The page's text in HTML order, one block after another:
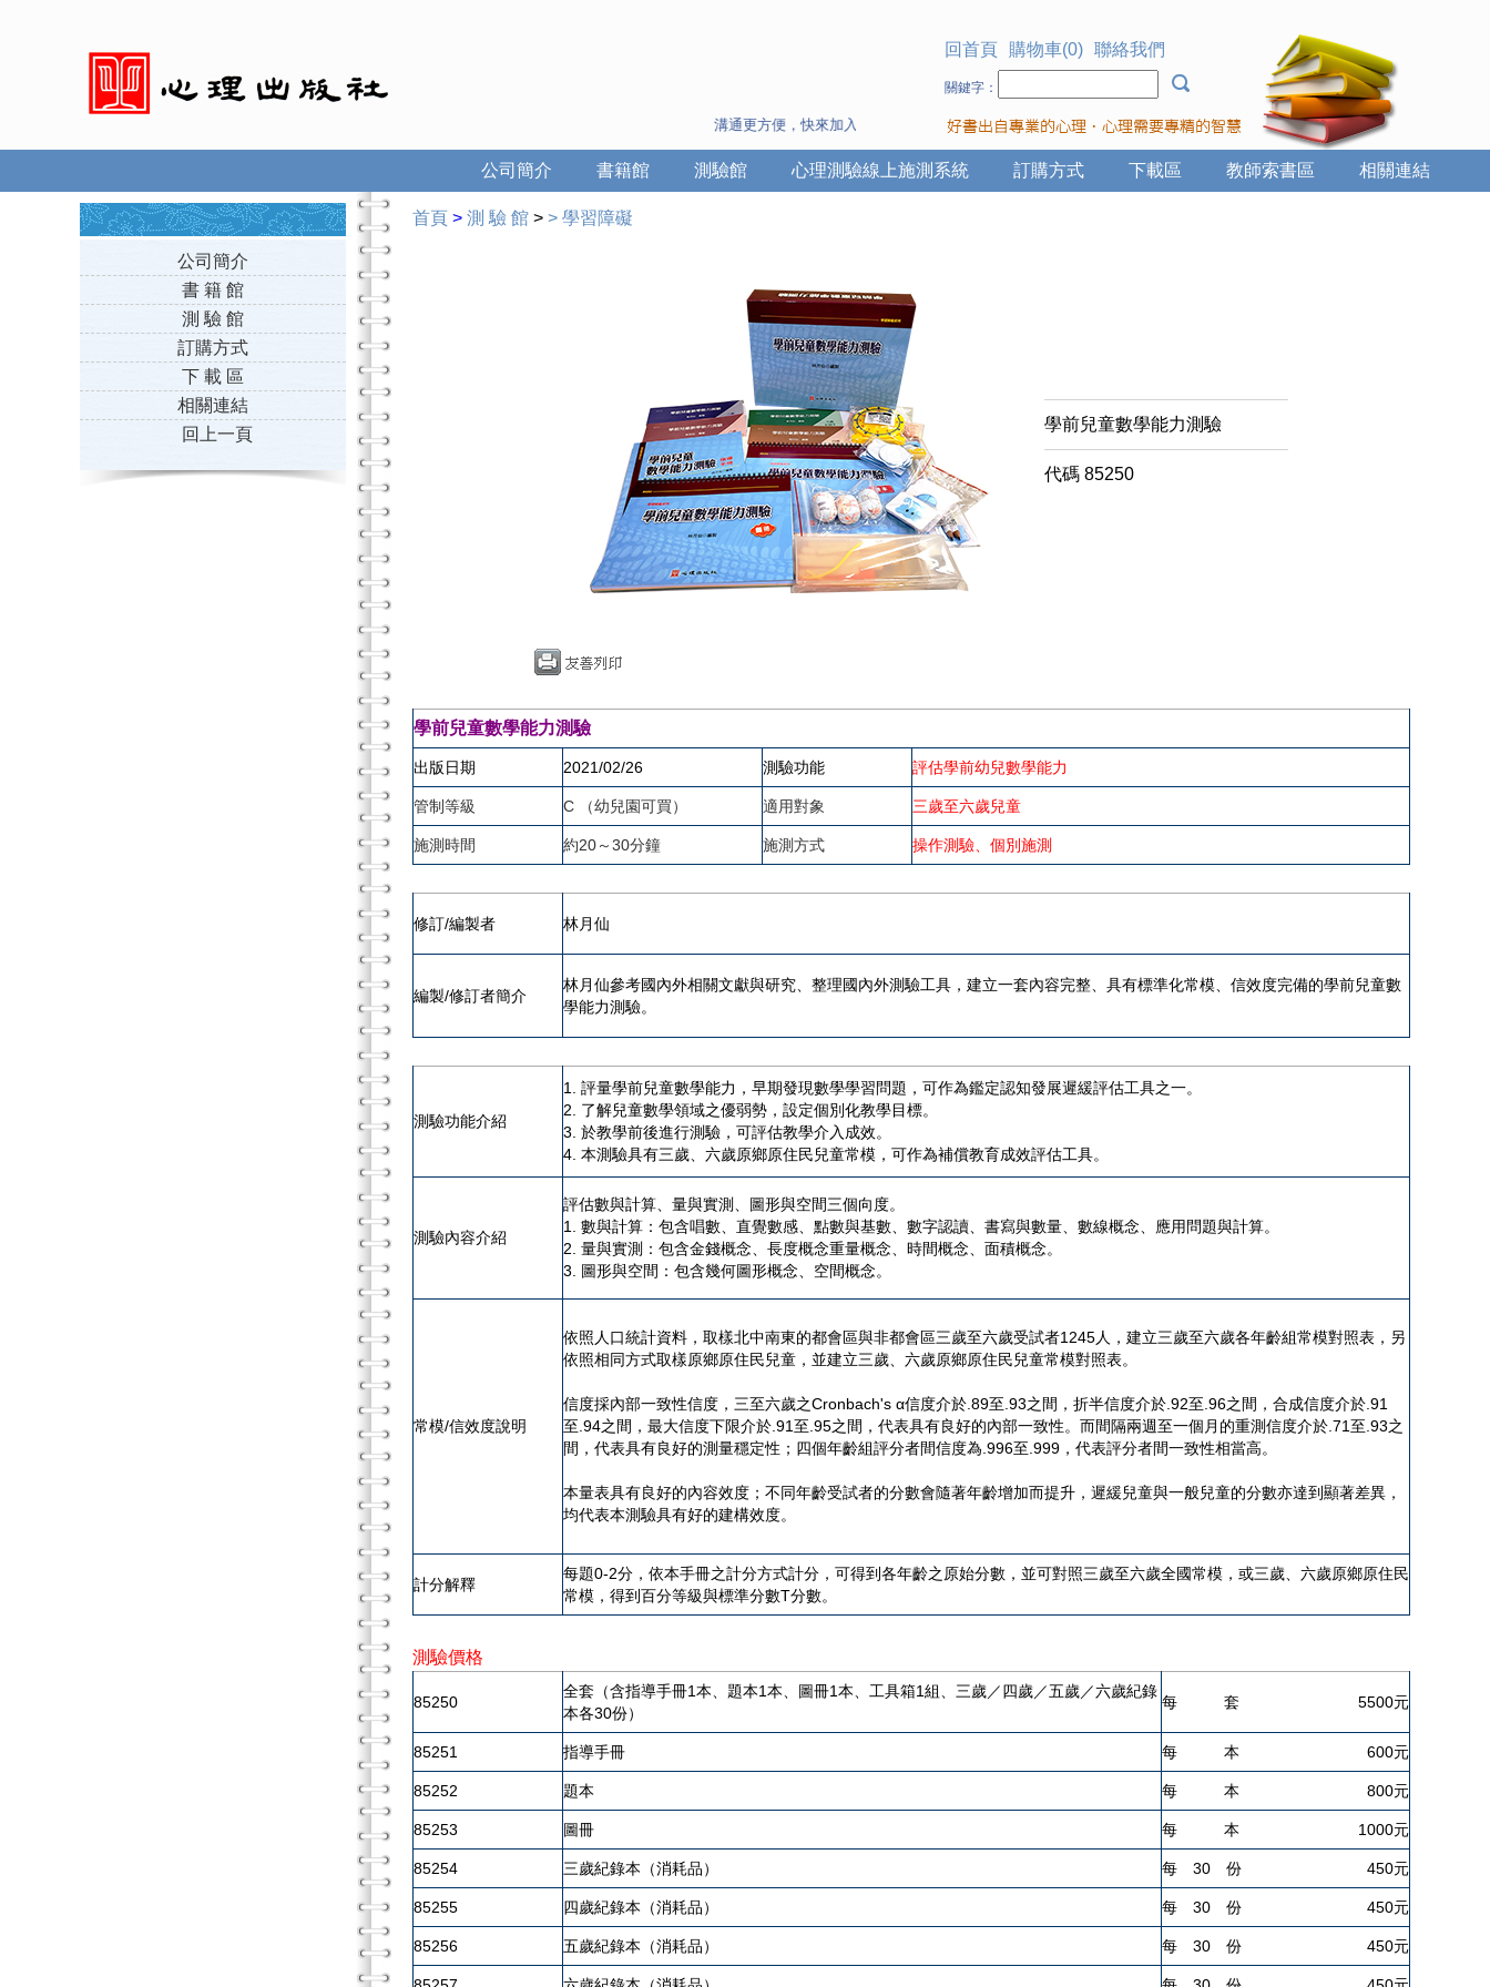
溝通更方便，快來加入Line 與 Wechat ~
回首頁 購物車(0) 聯絡我們
關鍵字：
相關連結
教師索書區
下載區
訂購方式
心理測驗線上施測系統
測驗館
書籍館
公司簡介
公司簡介
書 籍 館
測 驗 館
訂購方式
下 載 區
相關連結
回上一頁
首頁 > 測 驗 館 > > 學習障礙
學前兒童數學能力測驗
代碼 85250
學前兒童數學能力測驗
出版日期 2021/02/26 測驗功能 評估學前幼兒數學能力
管制等級 C （幼兒園可買） 適用對象 三歲至六歲兒童
施測時間 約20～30分鐘 施測方式 操作測驗、個別施測
修訂/編製者 林月仙
編製/修訂者簡介
林月仙參考國內外相關文獻與研究、整理國內外測驗工具，建立一套內容完整、具有標準化常模、信效度完備的學前兒童數
學能力測驗。
測驗功能介紹
1. 評量學前兒童數學能力，早期發現數學學習問題，可作為鑑定認知發展遲緩評估工具之一。
2. 了解兒童數學領域之優弱勢，設定個別化教學目標。
3. 於教學前後進行測驗，可評估教學介入成效。
4. 本測驗具有三歲、六歲原鄉原住民兒童常模，可作為補償教育成效評估工具。
測驗內容介紹
評估數與計算、量與實測、圖形與空間三個向度。
1. 數與計算：包含唱數、直覺數感、點數與基數、數字認讀、書寫與數量、數線概念、應用問題與計算。
2. 量與實測：包含金錢概念、長度概念重量概念、時間概念、面積概念。
3. 圖形與空間：包含幾何圖形概念、空間概念。
常模/信效度說明
依照人口統計資料，取樣北中南東的都會區與非都會區三歲至六歲受試者1245人，建立三歲至六歲各年齡組常模對照表，另
依照相同方式取樣原鄉原住民兒童，並建立三歲、六歲原鄉原住民兒童常模對照表。
信度採內部一致性信度，三至六歲之Cronbach's α信度介於.89至.93之間，折半信度介於.92至.96之間，合成信度介於.91
至.94之間，最大信度下限介於.91至.95之間，代表具有良好的內部一致性。而間隔兩週至一個月的重測信度介於.71至.93之
間，代表具有良好的測量穩定性；四個年齡組評分者間信度為.996至.999，代表評分者間一致性相當高。
本量表具有良好的內容效度；不同年齡受試者的分數會隨著年齡增加而提升，遲緩兒童與一般兒童的分數亦達到顯著差異，
均代表本測驗具有好的建構效度。
計分解釋
每題0-2分，依本手冊之計分方式計分，可得到各年齡之原始分數，並可對照三歲至六歲全國常模，或三歲、六歲原鄉原住民
常模，得到百分等級與標準分數T分數。
測驗價格
85250
全套（含指導手冊1本、題本1本、圖冊1本、工具箱1組、三歲／四歲／五歲／六歲紀錄
本各30份）
每 套 5500元
85251 指導手冊 每 本 600元
85252 題本 每 本 800元
85253 圖冊 每 本 1000元
85254 三歲紀錄本（消耗品） 每 30 份 450元
85255 四歲紀錄本（消耗品） 每 30 份 450元
85256 五歲紀錄本（消耗品） 每 30 份 450元